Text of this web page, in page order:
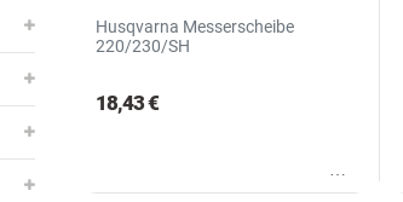
Husqvarna Messerscheibe
220/230/SH
18,43 €